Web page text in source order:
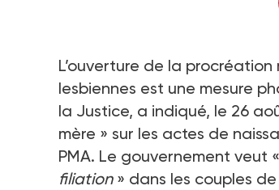
L’ouverture de la
lesbiennes est une mesure
la Justice, a indiqué, le 26
mère » sur les actes de
PMA. Le gouvernement veut «
filiation» dans les couples